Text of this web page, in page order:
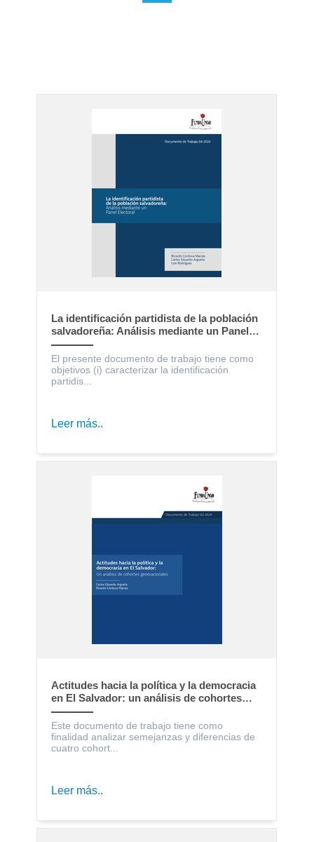
La identificación partidista de la población
salvadoreña: Análisis mediante un Panel
Electoral
El presente documento de trabajo tiene como
objetivos (i) caracterizar la identificación
partidis...
Leer más..
Actitudes hacia la política y la democracia
en El Salvador: un análisis de cohortes
generacionales
Este documento de trabajo tiene como
finalidad analizar semejanzas y diferencias de
cuatro cohort...
Leer más..